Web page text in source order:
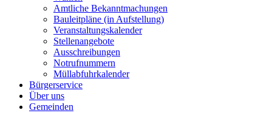
Amtliche Bekanntmachungen
Bauleitpläne (in Aufstellung)
Veranstaltungskalender
Stellenangebote
Ausschreibungen
Notrufnummern
Müllabfuhrkalender
Bürgerservice
Über uns
Gemeinden